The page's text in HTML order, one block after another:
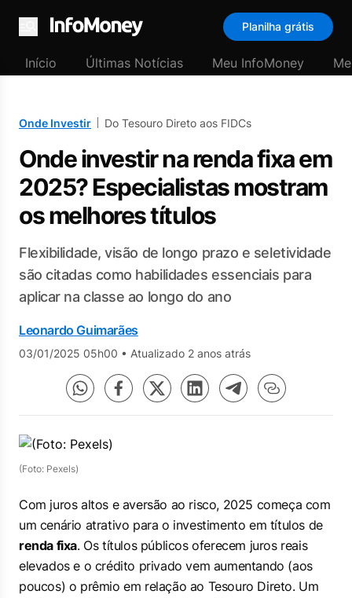
Menu
Planilha grátis
Início Últimas Notícias Meu InfoMoney
Onde Investir Do Tesouro Direto aos FIDCs
Onde investir na renda fixa em
2025? Especialistas mostram
os melhores títulos
Flexibilidade, visão de longo prazo e seletividade
são citadas como habilidades essenciais para
aplicar na classe ao longo do ano
Leonardo Guimarães
03/01/2025 05h00 • Atualizado 2 anos atrás
(Foto: Pexels)
Com juros altos e aversão ao risco, 2025 começa com
um cenário atrativo para o investimento em títulos de
renda fixa. Os títulos públicos oferecem juros reais
elevados e o crédito privado vem aumentando (aos
poucos) o prêmio em relação ao Tesouro Direto. Um